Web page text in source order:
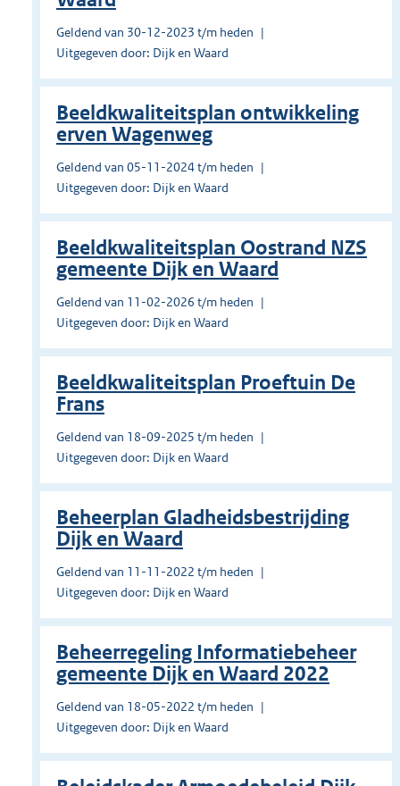
Geldend van 30-12-2023 t/m heden
Uitgegeven door: Dijk en Waard
Beeldkwaliteitsplan ontwikkeling
erven Wagenweg
Geldend van 05-11-2024 t/m heden
Uitgegeven door: Dijk en Waard
Beeldkwaliteitsplan Oostrand NZS
gemeente Dijk en Waard
Geldend van 11-02-2026 t/m heden
Uitgegeven door: Dijk en Waard
Beeldkwaliteitsplan Proeftuin De
Frans
Geldend van 18-09-2025 t/m heden
Uitgegeven door: Dijk en Waard
Beheerplan Gladheidsbestrijding
Dijk en Waard
Geldend van 11-11-2022 t/m heden
Uitgegeven door: Dijk en Waard
Beheerregeling Informatiebeheer
gemeente Dijk en Waard 2022
Geldend van 18-05-2022 t/m heden
Uitgegeven door: Dijk en Waard